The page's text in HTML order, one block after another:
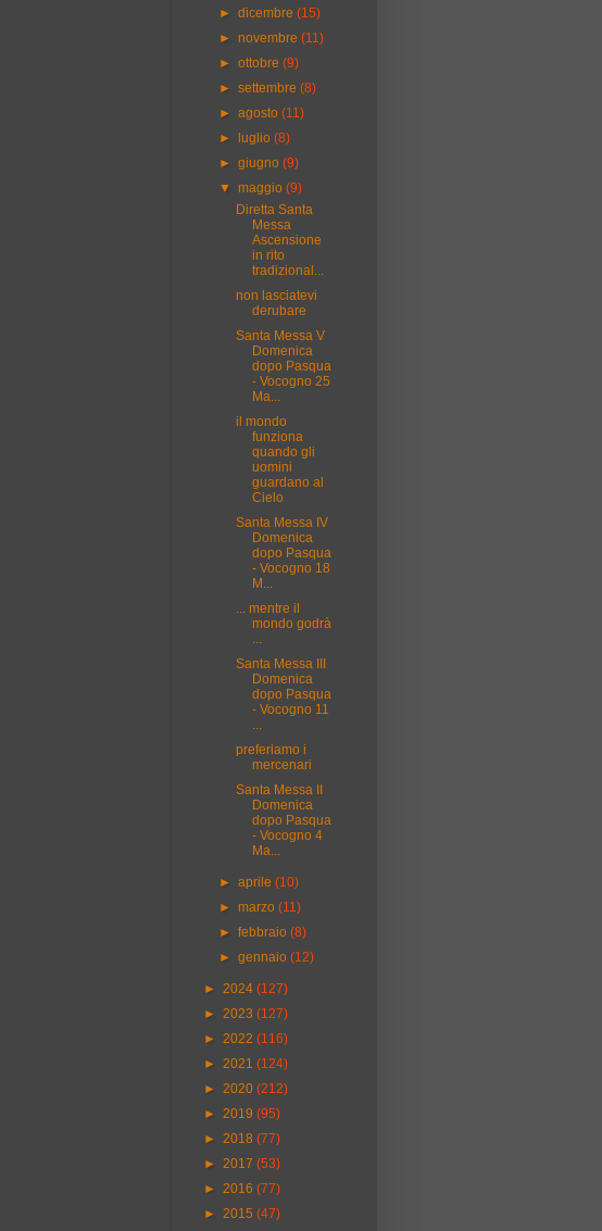
►dicembre(15)
►novembre(11)
►ottobre(9)
►settembre(8)
►agosto(11)
►
luglio(8)
►giugno(9)
▼maggio(9)
Diretta Santa
Messa
Ascensione
in rito
tradizional...
non lasciatevi
derubare
Santa Messa V
Domenica
dopo Pasqua
- Vocogno 25
Ma...
il mondo
funziona
quando gli
uomini
guardano al
Cielo
Santa Messa IV
Domenica
dopo Pasqua
- Vocogno 18
M...
... mentre il
mondo godrà
...
Santa Messa III
Domenica
dopo Pasqua
- Vocogno 11
...
preferiamo i
mercenari
Santa Messa II
Domenica
dopo Pasqua
- Vocogno 4
Ma...
►aprile(10)
►marzo(11)
►febbraio(8)
►gennaio(12)
► 2024 (127)
► 2023 (127)
► 2022 (116)
► 2021 (124)
► 2020 (212)
► 2019 (95)
► 2018 (77)
► 2017 (53)
► 2016 (77)
► 2015 (47)